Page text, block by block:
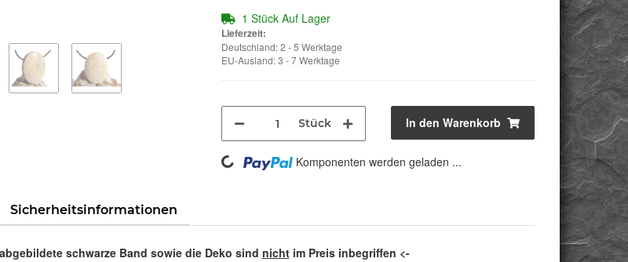
1 Stück Auf Lager
Lieferzeit:
Deutschland: 2 - 5 Werktage
EU-Ausland: 3 - 7 Werktage
Stück In den Warenkorb
Loading... Komponenten werden geladen ...
Sicherheitsinformationen
schwarze Band sowie die Deko sind nichtim Preis inbegriffen <-